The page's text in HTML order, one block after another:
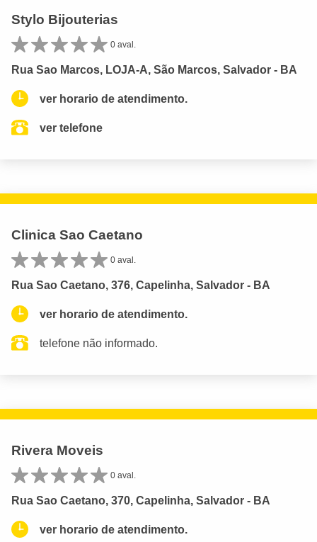
Stylo Bijouterias
0 aval.
Rua Sao Marcos, LOJA-A, São Marcos, Salvador - BA
ver horario de atendimento.
ver telefone
Clinica Sao Caetano
0 aval.
Rua Sao Caetano, 376, Capelinha, Salvador - BA
ver horario de atendimento.
telefone não informado.
Rivera Moveis
0 aval.
Rua Sao Caetano, 370, Capelinha, Salvador - BA
ver horario de atendimento.